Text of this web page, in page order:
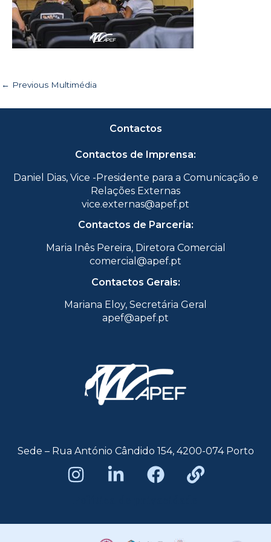
← Previous Multimédia
Contactos
Contactos de Imprensa:
Daniel Dias, Vice -Presidente para a Comunicação e
Relações Externas
vice.externas@apef.pt
Contactos de Parceria:
Maria Inês Pereira, Diretora Comercial
comercial@apef.pt
Contactos Gerais:
Mariana Eloy, Secretária Geral
apef@apef.pt
Sede – Rua António Cândido 154, 4200-074 Porto